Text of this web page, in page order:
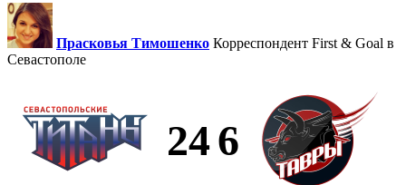
Прасковья Тимошенко Корреспондент First & Goal в
Севастополе
246